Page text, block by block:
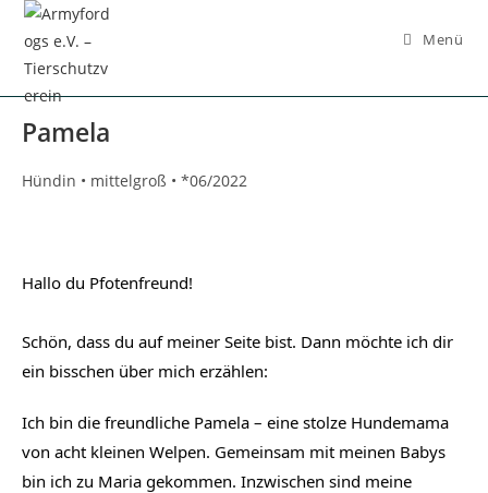
Menü
Pamela
Hündin • mittelgroß • *06/2022
Hallo du Pfotenfreund!
Schön, dass du auf meiner Seite bist. Dann möchte ich dir
ein bisschen über mich erzählen:
Ich bin die freundliche Pamela – eine stolze Hundemama
von acht kleinen Welpen. Gemeinsam mit meinen Babys
bin ich zu Maria gekommen. Inzwischen sind meine